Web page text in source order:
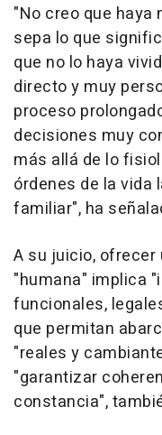
"No creo que haya
sepa lo que
que no lo haya
directo y muy
proceso
decisiones muy
más allá de lo
órdenes de la vida
familiar", ha
A su juicio,
"humana" implica
funcionales,
que permitan
"reales y
"garantizar
constancia",